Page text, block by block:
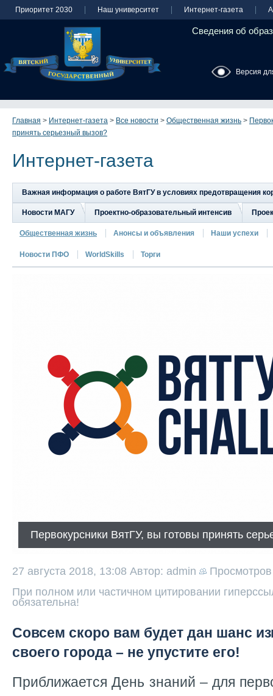
Приоритет 2030 Наш университет Интернет-газета
Сведения об
Версия
Главная > Интернет-газета > Все новости > Общественная жизнь >
принять серьезный вызов?
Интернет-газета
Важная информация о работе ВятГУ в условиях предотвращения
Новости МАГУ Проектно-образовательный интенсив
Общественная жизнь Анонсы и объявления Наши успехи
Новости ПФО WorldSkills Торги
Первокурсники ВятГУ, вы готовы принять
27 августа 2018, 13:08 Автор: admin
При полном или частичном цитировании
обязательна!
Совсем скоро вам будет дан шанс
своего города – не упустите его!
Приближается День знаний – для